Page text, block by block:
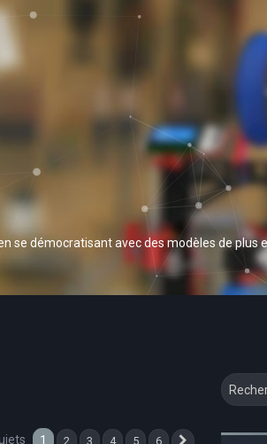
se démocratisant avec des modèles de plus
1 2 3 4 5 6